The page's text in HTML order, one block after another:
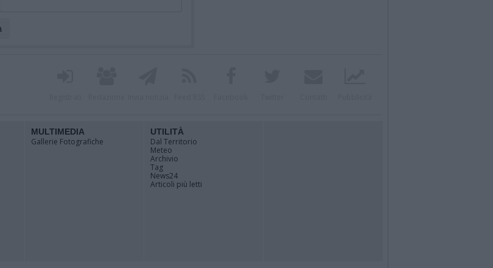
MULTIMEDIA
Gallerie Fotografiche
UTILITÀ
Dal Territorio
Meteo
Archivio
Tag
News24
Articoli più letti